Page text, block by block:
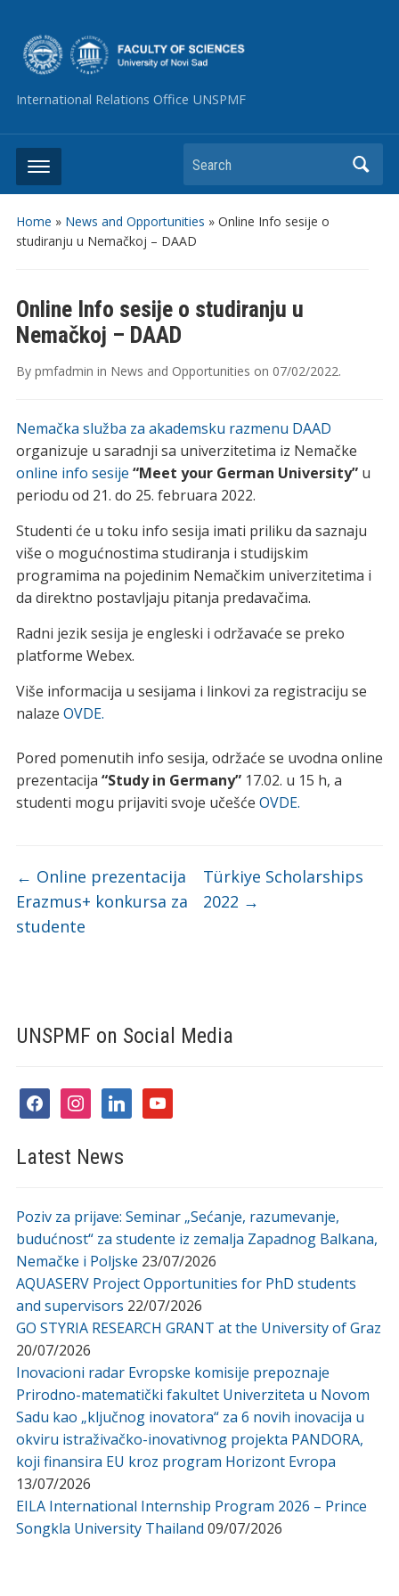
International Relations Office UNSPMF
Search
Home » News and Opportunities » Online Info sesije o
studiranju u Nemačkoj – DAAD
Online Info sesije o studiranju u
Nemačkoj – DAAD
By pmfadmin in News and Opportunities on 07/02/2022.
Nemačka služba za akademsku razmenu DAAD
organizuje u saradnji sa univerzitetima iz Nemačke
online info sesije “Meet your German University”u
periodu od 21. do 25. februara 2022.
Studenti će u toku info sesija imati priliku da saznaju
više o mogućnostima studiranja i studijskim
programima na pojedinim Nemačkim univerzitetima i
da direktno postavljaju pitanja predavačima.
Radni jezik sesija je engleski i održavaće se preko
platforme Webex.
Više informacija u sesijama i linkovi za registraciju se
nalaze OVDE.
Pored pomenutih info sesija, održaće se uvodna online
prezentacija “Study in Germany”17.02. u 15 h, a
studenti mogu prijaviti svoje učešće OVDE.
← Online prezentacija
Erazmus+ konkursa za
studente
Türkiye Scholarships
2022 →
UNSPMF on Social Media
facebookinstagramlinkedinyoutube
Latest News
Poziv za prijave: Seminar „Sećanje, razumevanje,
budućnost“ za studente iz zemalja Zapadnog Balkana,
Nemačke i Poljske 23/07/2026
AQUASERV Project Opportunities for PhD students
and supervisors 22/07/2026
GO STYRIA RESEARCH GRANT at the University of Graz
20/07/2026
Inovacioni radar Evropske komisije prepoznaje
Prirodno-matematički fakultet Univerziteta u Novom
Sadu kao „ključnog inovatora“ za 6 novih inovacija u
okviru istraživačko-inovativnog projekta PANDORA,
koji finansira EU kroz program Horizont Evropa
13/07/2026
EILA International Internship Program 2026 – Prince
Songkla University Thailand 09/07/2026